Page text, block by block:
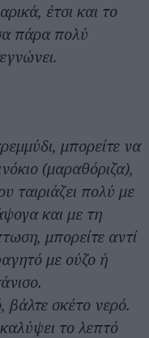
έτσι και το
πάρα πολύ
μπορείτε να
(μαραθόριζα),
ταιριάζει πολύ με
και με τη
μπορείτε αντί
με ούζο ή
βάλτε σκέτο νερό.
το λεπτό